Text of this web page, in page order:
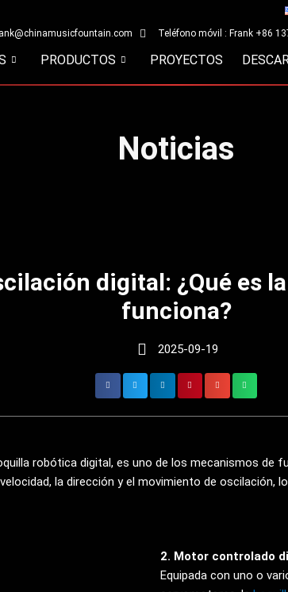
Teléfono móvil : Frank +86
PRODUCTOS PROYECTOS
Noticias
digital: ¿Qué es
funciona?
2025-09-19
robótica digital, es uno de los mecanismos de
la dirección y el movimiento de oscilación,
2. Motor controlado
Equipada con uno o